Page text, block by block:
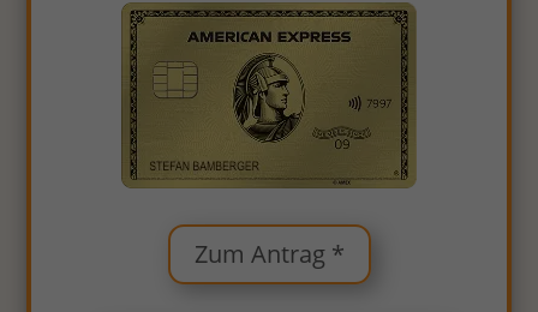
Zum Antrag *